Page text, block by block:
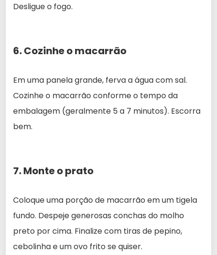
Desligue o fogo.
6. Cozinhe o macarrão
Em uma panela grande, ferva a água com sal.
Cozinhe o macarrão conforme o tempo da
embalagem (geralmente 5 a 7 minutos). Escorra
bem.
7. Monte o prato
Coloque uma porção de macarrão em um tigela
fundo. Despeje generosas conchas do molho
preto por cima. Finalize com tiras de pepino,
cebolinha e um ovo frito se quiser.